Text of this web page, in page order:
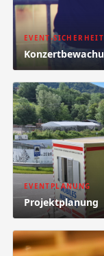
EVENT-SICHERHEIT
EVENTPLANUNG
Projektplanung